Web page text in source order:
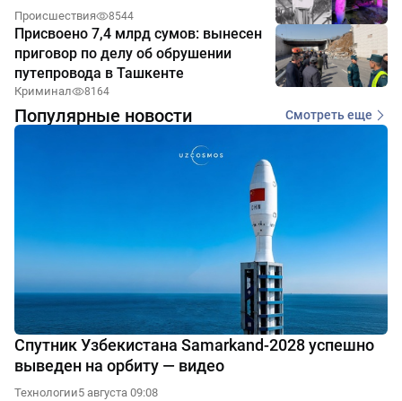
Происшествия 8544
Присвоено 7,4 млрд сумов: вынесен
приговор по делу об обрушении
путепровода в Ташкенте
Криминал 8164
Популярные новости Смотреть еще
Спутник Узбекистана Samarkand-2028 успешно
выведен на орбиту — видео
Технологии5 августа 09:08